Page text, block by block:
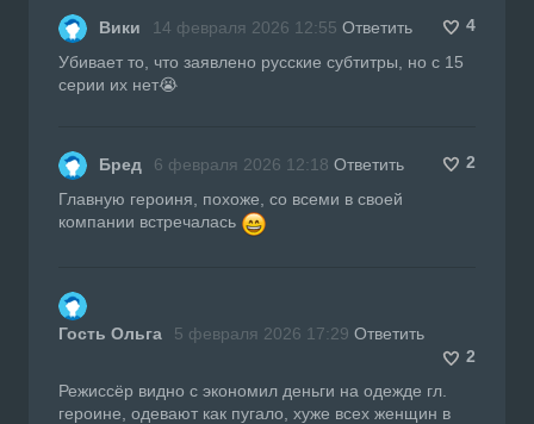
Вики 14 февраля 2026 12:55 Ответить
4
Убивает то, что заявлено русские субтитры, но с 15
серии их нет😭
Бред 6 февраля 2026 12:18 Ответить
2
Главную героиня, похоже, со всеми в своей
компании встречалась
Гость Ольга 5 февраля 2026 17:29 Ответить
2
Режиссёр видно с экономил деньги на одежде гл.
героине, одевают как пугало, хуже всех женщин в